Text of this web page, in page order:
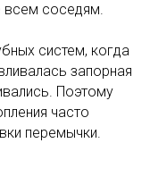
всем соседям.
систем, когда
запорная
Поэтому
часто
перемычки.